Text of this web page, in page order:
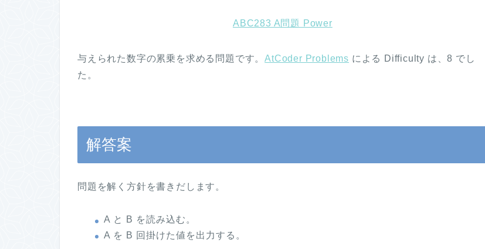
ABC283 A問題 Power
与えられた数字の累乗を求める問題です。AtCoder Problems による Difficulty は、8 でし
た。
解答案
問題を解く方針を書きだします。
A と B を読み込む。
A を B 回掛けた値を出力する。